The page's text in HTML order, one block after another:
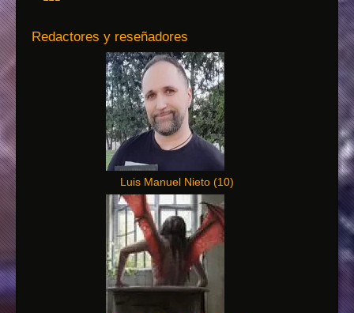
Redactores y reseñadores
Luis Manuel Nieto (10)